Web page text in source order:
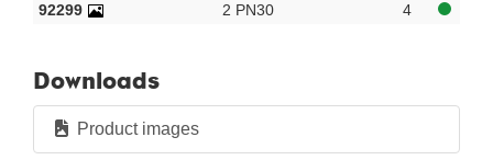
92299
2 PN30 4
Downloads
Product images